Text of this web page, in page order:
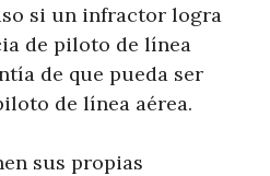
si un infractor logra
de piloto de línea
de que pueda ser
de línea aérea.
sus propias